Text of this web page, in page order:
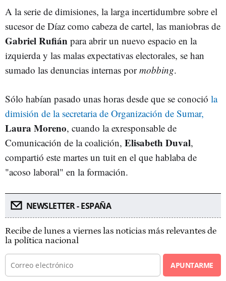
A la serie de dimisiones, la larga incertidumbre sobre el
sucesor de Díaz como cabeza de cartel, las maniobras de
Gabriel Rufián para abrir un nuevo espacio en la
izquierda y las malas expectativas electorales, se han
sumado las denuncias internas pormobbing.
Sólo habían pasado unas horas desde que se conoció la
dimisión de la secretaria de Organización de Sumar,
Laura Moreno, cuando la exresponsable de
Comunicación de la coalición, Elisabeth Duval,
compartió este martes un tuit en el que hablaba de
"acoso laboral" en la formación.
NEWSLETTER - ESPAÑA
Recibe de lunes a viernes las noticias más relevantes de
la política nacional
APUNTARME